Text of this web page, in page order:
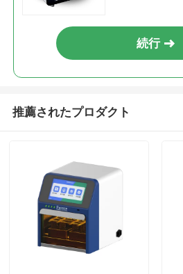
続行
推薦されたプロダクト